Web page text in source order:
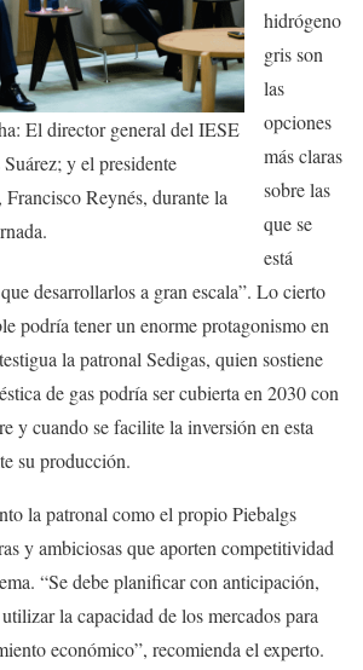
El director general del IESE
y el presidente
Reynés, durante la
hidrógeno
gris son
las
opciones
más claras
sobre las
que se
está
desarrollarlos a gran escala”. Lo cierto
podría tener un enorme protagonismo en
la patronal Sedigas, quien sostiene
de gas podría ser cubierta en 2030 con
y cuando se facilite la inversión en esta
su producción.
la patronal como el propio Piebalgs
y ambiciosas que aporten competitividad
“Se debe planificar con anticipación,
la capacidad de los mercados para
económico”, recomienda el experto.